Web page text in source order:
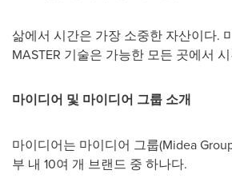
삶에서 시간은 가장 소중한 자산이다.
MASTER 기술은 가능한 모든 곳에서
마이디어 및 마이디어 그룹 소개
마이디어는 마이디어 그룹(Midea
부 내 10여 개 브랜드 중 하나다.